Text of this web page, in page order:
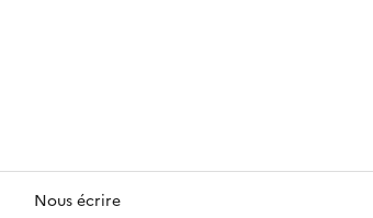
Nous écrire